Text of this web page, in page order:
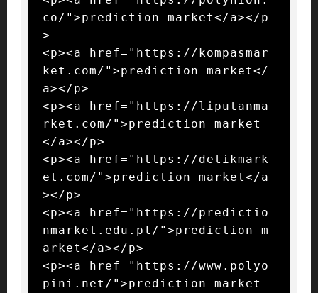
co/">prediction market</a></p
>
<p><a href="https://kompasmar
ket.com/">prediction market</
a></p>
<p><a href="https://liputanma
rket.com/">prediction market
</a></p>
<p><a href="https://detikmark
et.com/">prediction market</a
></p>
<p><a href="https://predictio
nmarket.edu.pl/">prediction m
arket</a></p>
<p><a href="https://www.polyo
pini.net/">prediction market